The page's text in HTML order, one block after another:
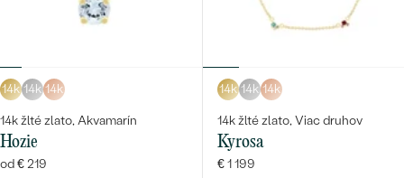
14k 14k 14k
14k žlté zlato, Akvamarín
Hozie
od € 219
14k 14k 14k
14k žlté zlato, Viac druhov
Kyrosa
€ 1 199